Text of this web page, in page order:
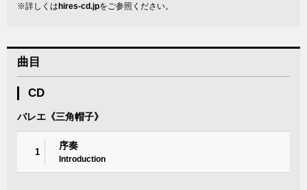
※詳しくは hires-cd.jpをご参照ください。
曲目
CD
バレエ《三角帽子》
1
序奏
Introduction